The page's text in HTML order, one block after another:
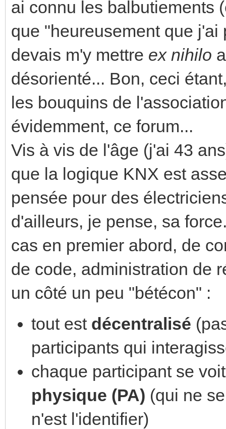
ai connu les balbutiements
que "heureusement que
devais m'y mettre ex nihilo
désorienté... Bon, ceci
les bouquins de
évidemment, ce forum...
Vis à vis de l'âge (j'ai 43
que la logique KNX est
pensée pour des
d'ailleurs, je pense, sa
cas en premier abord, de
de code, administration de
un côté un peu "bétécon" :
tout est décentralisé
participants qui
chaque participant se
physique (PA) (qui ne
n'est l'identifier)